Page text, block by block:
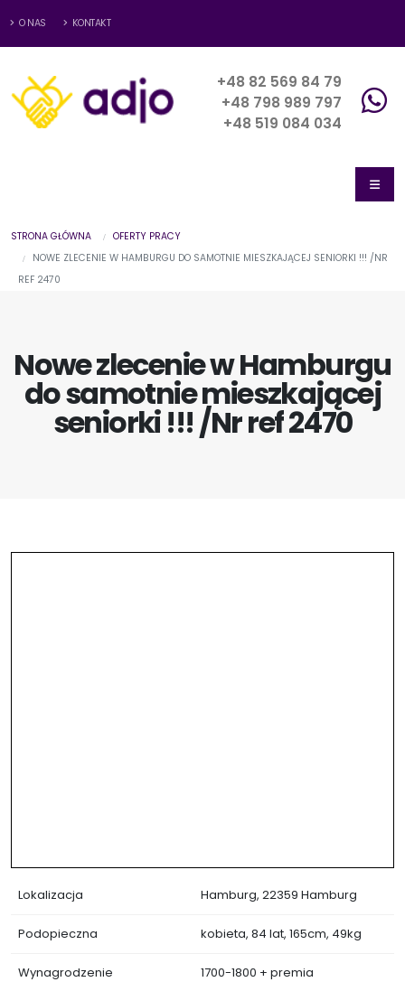
O NAS KONTAKT
+48 82 569 84 79
+48 798 989 797
+48 519 084 034
STRONA GŁÓWNA
OFERTY PRACY
NOWE ZLECENIE W HAMBURGU DO SAMOTNIE MIESZKAJĄCEJ SENIORKI !!! /NR
REF 2470
Nowe zlecenie w Hamburgu
do samotnie mieszkającej
seniorki !!! /Nr ref 2470
Lokalizacja Hamburg, 22359 Hamburg
Podopieczna kobieta, 84 lat, 165cm, 49kg
Wynagrodzenie 1700-1800 + premia